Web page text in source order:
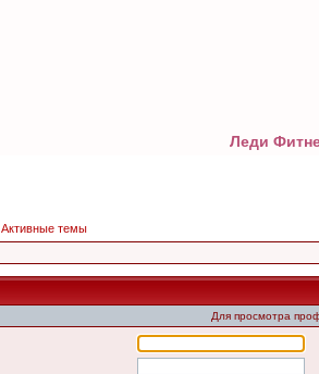
Леди
Активные темы
Для просмотра